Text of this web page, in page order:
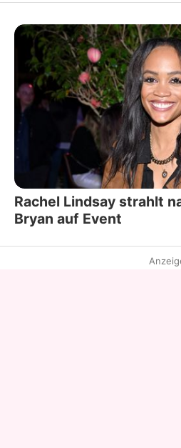
Rachel Lindsay strahlt
Bryan auf Event